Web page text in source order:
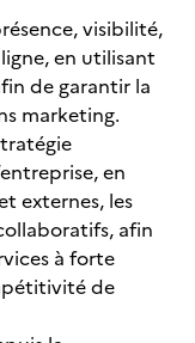
visibilité,
en utilisant
de garantir la
marketing.
en
externes, les
afin
à forte
de